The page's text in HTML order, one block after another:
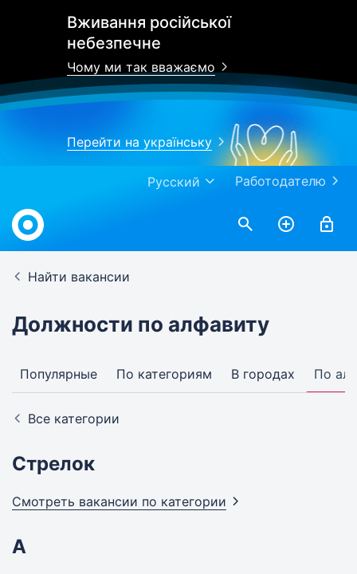
Вживання російської
небезпечне
Чому ми так вважаємо
Перейти на українську
Работодателю
Русский
Найти вакансии
Должности по алфавиту
Популярные По категориям В городах По
Все категории
Стрелок
Смотреть вакансии по категории
А